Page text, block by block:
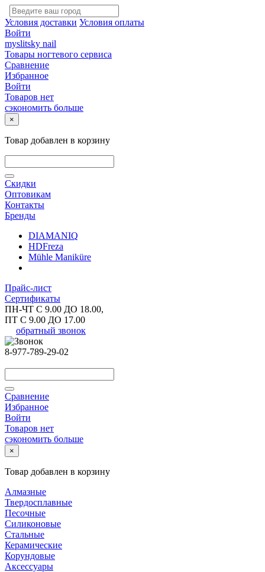
Условия доставки Условия оплаты
Войти
myslitsky nail
Товары ногтевого сервиса
Сравнение
Избранное
Войти
Товаров нет
сэкономить больше
×
Товар добавлен в корзину
Скидки
Оптовикам
Контакты
Бренды
DIAMANIQ
HDFreza
Mühle Maniküre
Прайс-лист
Сертификаты
ПН-ЧТ С 9.00 ДО 18.00,
ПТ С 9.00 ДО 17.00
обратный звонок
8-977-789-29-02
Сравнение
Избранное
Войти
Товаров нет
сэкономить больше
×
Товар добавлен в корзину
Алмазные
Твердосплавные
Песочные
Силиконовые
Стальные
Керамические
Корундовые
Аксессуары